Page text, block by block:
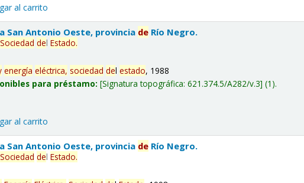
al carrito
San Antonio Oeste, provincia de Río Negro.
Sociedad delEstado.
energía eléctrica, sociedad delestado, 1988
para préstamo: Signatura topográfica:621.374.5/A282/v.3 (1).
al carrito
San Antonio Oeste, provincia de Río Negro.
Sociedad delEstado.